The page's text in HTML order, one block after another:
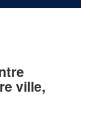
ville,